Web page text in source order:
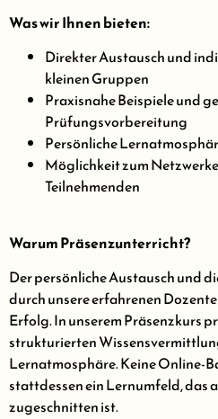
Was wir Ihnen bieten:
Direkter Austausch und
kleinen Gruppen
Praxisnahe Beispiele und
Prüfungsvorbereitung
Persönliche
Möglichkeit zum
Teilnehmenden
Warum Präsenzunterricht?
Der persönliche Austausch und
durch unsere erfahrenen
Erfolg. In unserem Präsenzkurs
strukturierten
Lernatmosphäre. Keine Online-
stattdessen ein Lernumfeld, das
zugeschnitten ist.